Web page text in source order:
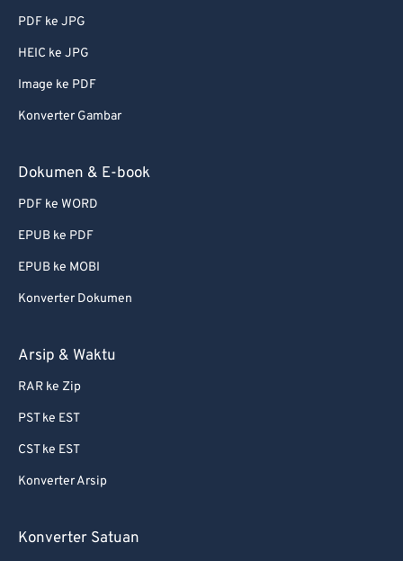
PDF ke JPG
HEIC ke JPG
Image ke PDF
Konverter Gambar
Dokumen & E-book
PDF ke WORD
EPUB ke PDF
EPUB ke MOBI
Konverter Dokumen
Arsip & Waktu
RAR ke Zip
PST ke EST
CST ke EST
Konverter Arsip
Konverter Satuan